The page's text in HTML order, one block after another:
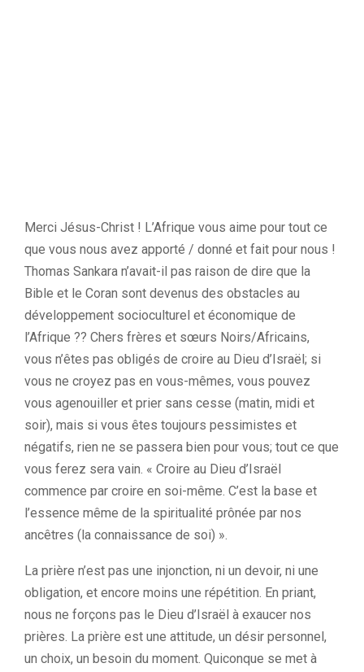
Merci Jésus-Christ ! L’Afrique vous aime pour tout ce
que vous nous avez apporté / donné et fait pour nous !
Thomas Sankara n’avait-il pas raison de dire que la
Bible et le Coran sont devenus des obstacles au
développement socioculturel et économique de
l’Afrique ?? Chers frères et sœurs Noirs/Africains,
vous n’êtes pas obligés de croire au Dieu d’Israël; si
vous ne croyez pas en vous-mêmes, vous pouvez
vous agenouiller et prier sans cesse (matin, midi et
soir), mais si vous êtes toujours pessimistes et
négatifs, rien ne se passera bien pour vous; tout ce que
vous ferez sera vain. « Croire au Dieu d’Israël
commence par croire en soi-même. C’est la base et
l’essence même de la spiritualité prônée par nos
ancêtres (la connaissance de soi) ».
La prière n’est pas une injonction, ni un devoir, ni une
obligation, et encore moins une répétition. En priant,
nous ne forçons pas le Dieu d’Israël à exaucer nos
prières. La prière est une attitude, un désir personnel,
un choix, un besoin du moment. Quiconque se met à